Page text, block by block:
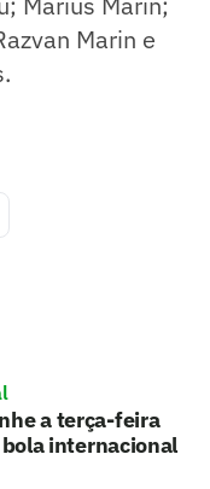
Marin e
a terça-feira
internacional